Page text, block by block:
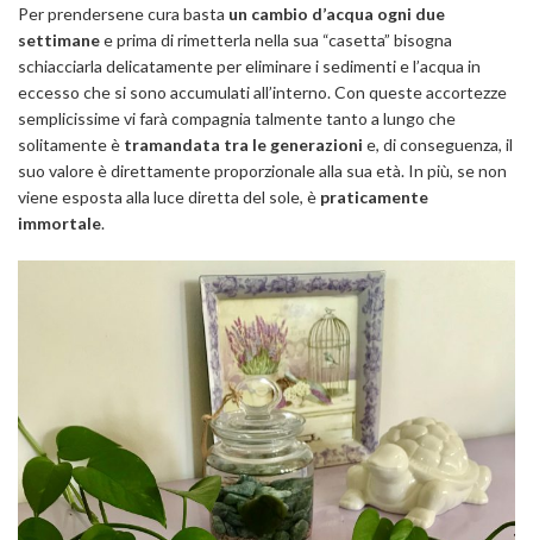
Per prendersene cura basta un cambio d’acqua ogni due
settimanee prima di rimetterla nella sua “casetta” bisogna
schiacciarla delicatamente per eliminare i sedimenti e l’acqua in
eccesso che si sono accumulati all’interno. Con queste accortezze
semplicissime vi farà compagnia talmente tanto a lungo che
solitamente è tramandata tra le generazioni e, di conseguenza, il
suo valore è direttamente proporzionale alla sua età. In più, se non
viene esposta alla luce diretta del sole, è praticamente
immortale.